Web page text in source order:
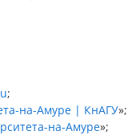
;
на-Амуре | КнАГУ»;
на-Амуре»;